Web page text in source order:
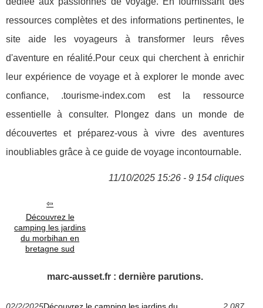
ressources complètes et des informations pertinentes, le
site aide les voyageurs à transformer leurs rêves
d'aventure en réalité.Pour ceux qui cherchent à enrichir
leur expérience de voyage et à explorer le monde avec
confiance, .tourisme-index.com est la ressource
essentielle à consulter. Plongez dans un monde de
découvertes et préparez-vous à vivre des aventures
inoubliables grâce à ce guide de voyage incontournable.
11/10/2025 15:26 - 9 154 cliques
Découvrez le
camping les jardins
du morbihan en
bretagne sud
marc-ausset.fr : dernière parutions.
02/2/2025Découvrez le camping les jardins du
2 087